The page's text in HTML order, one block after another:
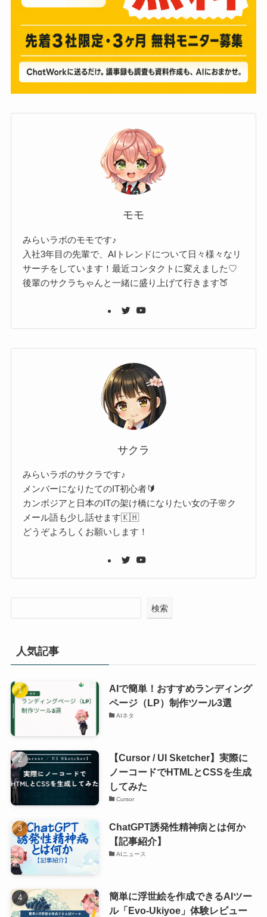
モモ
みらいラボのモモです♪
入社3年目の先輩で、AIトレンドについて日々様々なリ
サーチをしています！最近コンタクトに変えました♡
後輩のサクラちゃんと一緒に盛り上げて行きます🍑
サクラ
みらいラボのサクラです♪
メンバーになりたてのIT初心者🔰
カンボジアと日本のITの架け橋になりたい女の子🌸ク
メール語も少し話せます🇰🇭
どうぞよろしくお願いします！
検索
人気記事
AIで簡単！おすすめランディング
ページ（LP）制作ツール3選
AIネタ
【Cursor / UI Sketcher】実際に
ノーコードでHTMLとCSSを生成
してみた
Cursor
ChatGPT誘発性精神病とは何か
【記事紹介】
AIニュース
簡単に浮世絵を作成できるAIツー
ル「Evo-Ukiyoe」体験レビュー